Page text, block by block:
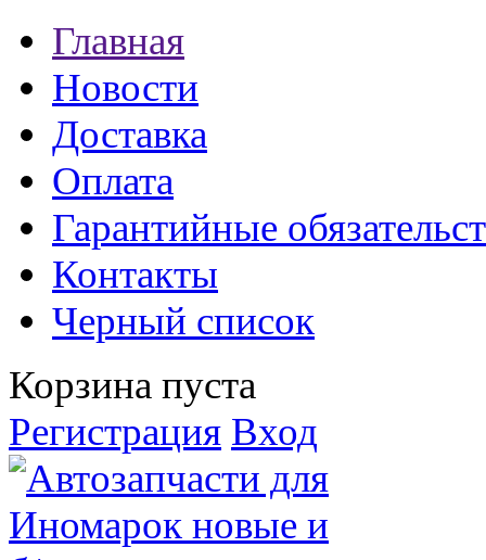
Главная
Новости
Доставка
Оплата
Гарантийные
Контакты
Черный список
Корзина пуста
Регистрация Вход